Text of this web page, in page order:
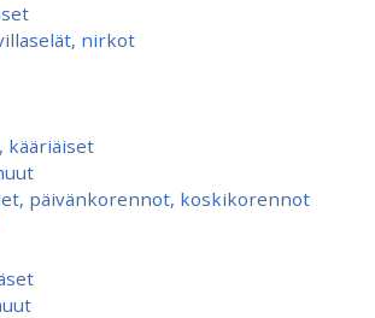
nirkot
kääriäiset
päivänkorennot, koskikorennot